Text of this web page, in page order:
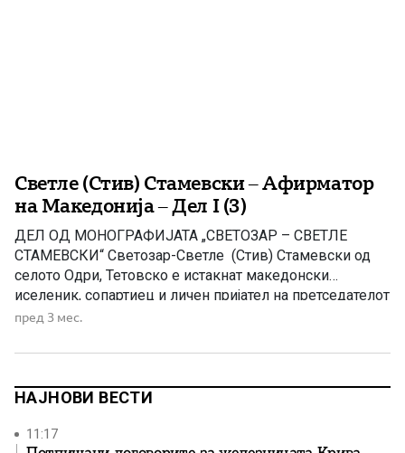
Светле (Стив) Стамевски – Афирматор
на Македонија – Дел I (3)
ДЕЛ ОД МОНОГРАФИЈАТА „СВЕТОЗАР – СВЕТЛЕ
СТАМЕВСКИ“ Светозар-Светле (Стив) Стамевски од
селото Одри, Тетовско е истакнат македонски
иселеник, сопартиец и личен пријател на претседателот
на САД, Џорџ Буш Јуниор и неговото семејство. Тој е
живот на Мичиген и црковното живеење на
голем удел […]
пред 3 мес.
НАЈНОВИ ВЕСТИ
11:17